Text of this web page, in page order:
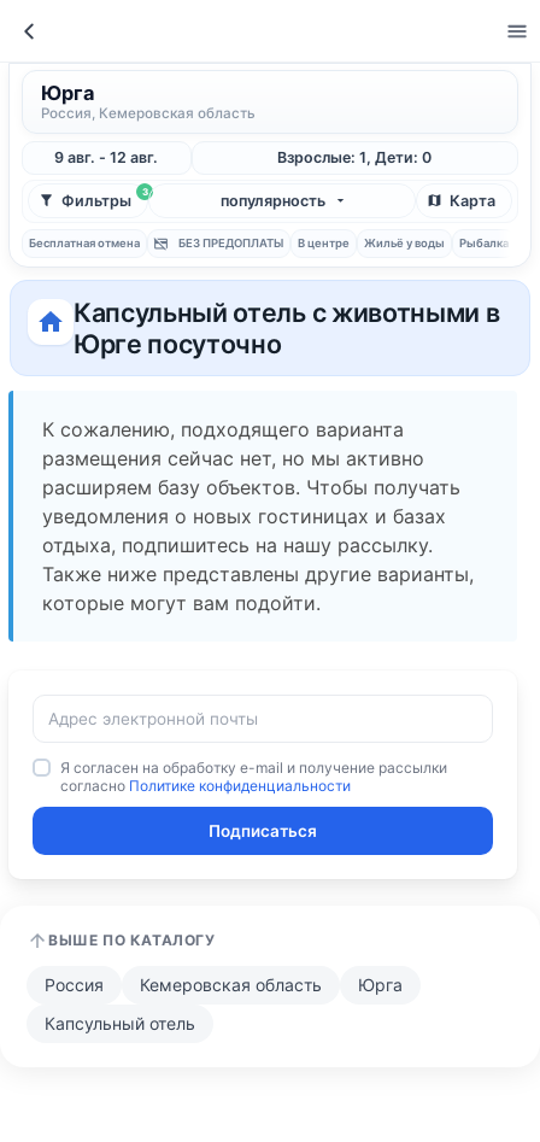
Юрга
Россия, Кемеровская область
9 авг. - 12 авг. Взрослые: 1, Дети: 0
3
Фильтры популярность Карта
Бесплатная отмена БЕЗ ПРЕДОПЛАТЫ В центре Жильё у воды Рыбалка
Капсульный отель с животными в
Юрге посуточно
К сожалению, подходящего варианта
размещения сейчас нет, но мы активно
расширяем базу объектов. Чтобы получать
уведомления о новых гостиницах и базах
отдыха, подпишитесь на нашу рассылку.
Также ниже представлены другие варианты,
которые могут вам подойти.
Я согласен на обработку e-mail и получение рассылки
согласно Политике конфиденциальности
Подписаться
ВЫШЕ ПО КАТАЛОГУ
Россия Кемеровская область
Юрга
Капсульный отель